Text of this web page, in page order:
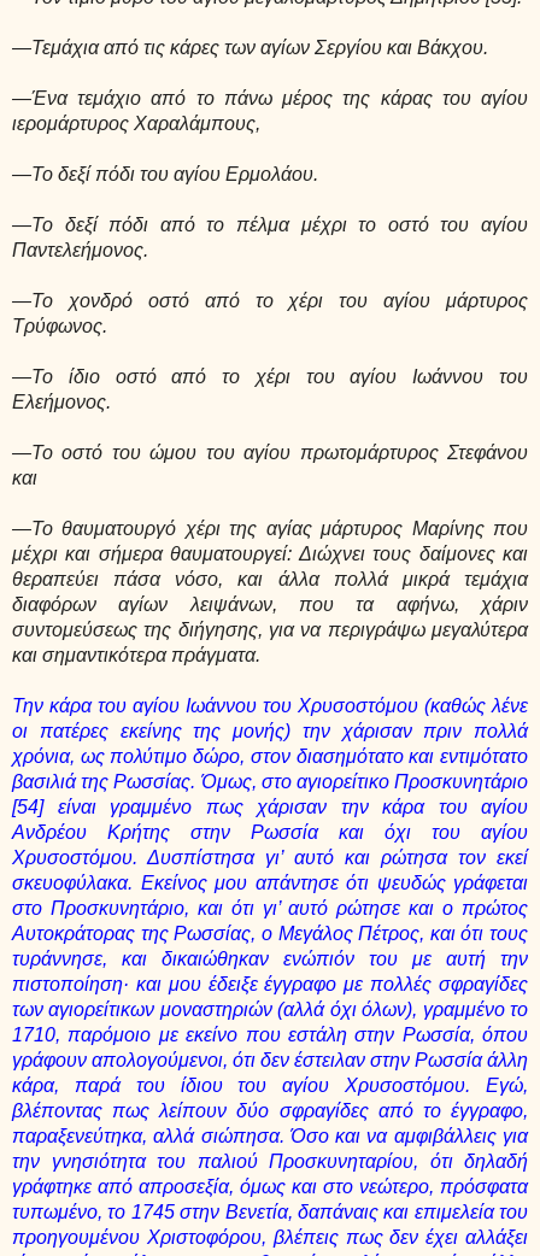
—Τεμάχια από τις κάρες των αγίων Σεργίου και Βάκχου.
—Ένα τεμάχιο από το πάνω μέρος της κάρας του αγίου
ιερομάρτυρος Χαραλάμπους,
—Το δεξί πόδι του αγίου Ερμολάου.
—Το δεξί πόδι από το πέλμα μέχρι το οστό του αγίου
Παντελεήμονος.
—Το χονδρό οστό από το χέρι του αγίου μάρτυρος
Τρύφωνος.
—Το ίδιο οστό από το χέρι του αγίου Ιωάννου του
Ελεήμονος.
—Το οστό του ώμου του αγίου πρωτομάρτυρος Στεφάνου
και
—Το θαυματουργό χέρι της αγίας μάρτυρος Μαρίνης που
μέχρι και σήμερα θαυματουργεί: Διώχνει τους δαίμονες και
θεραπεύει πάσα νόσο, και άλλα πολλά μικρά τεμάχια
διαφόρων αγίων λειψάνων, που τα αφήνω, χάριν
συντομεύσεως της διήγησης, για να περιγράψω μεγαλύτερα
και σημαντικότερα πράγματα.
Την κάρα του αγίου Ιωάννου του Χρυσοστόμου (καθώς λένε
οι πατέρες εκείνης της μονής) την χάρισαν πριν πολλά
χρόνια, ως πολύτιμο δώρο, στον διασημότατο και εντιμότατο
βασιλιά της Ρωσσίας. Όμως, στο αγιορείτικο Προσκυνητάριο
[54] είναι γραμμένο πως χάρισαν την κάρα του αγίου
Ανδρέου Κρήτης στην Ρωσσία και όχι του αγίου
Χρυσοστόμου. Δυσπίστησα γι’ αυτό και ρώτησα τον εκεί
σκευοφύλακα. Εκείνος μου απάντησε ότι ψευδώς γράφεται
στο Προσκυνητάριο, και ότι γι’ αυτό ρώτησε και ο πρώτος
Αυτοκράτορας της Ρωσσίας, ο Μεγάλος Πέτρος, και ότι τους
τυράννησε, και δικαιώθηκαν ενώπιόν του με αυτή την
πιστοποίηση· και μου έδειξε έγγραφο με πολλές σφραγίδες
των αγιορείτικων μοναστηριών (αλλά όχι όλων), γραμμένο το
1710, παρόμοιο με εκείνο που εστάλη στην Ρωσσία, όπου
γράφουν απολογούμενοι, ότι δεν έστειλαν στην Ρωσσία άλλη
κάρα, παρά του ίδιου του αγίου Χρυσοστόμου. Εγώ,
βλέποντας πως λείπουν δύο σφραγίδες από το έγγραφο,
παραξενεύτηκα, αλλά σιώπησα. Όσο και να αμφιβάλλεις για
την γνησιότητα του παλιού Προσκυνηταρίου, ότι δηλαδή
γράφτηκε από απροσεξία, όμως και στο νεώτερο, πρόσφατα
τυπωμένο, το 1745 στην Βενετία, δαπάναις και επιμελεία του
προηγουμένου Χριστοφόρου, βλέπεις πως δεν έχει αλλάξει